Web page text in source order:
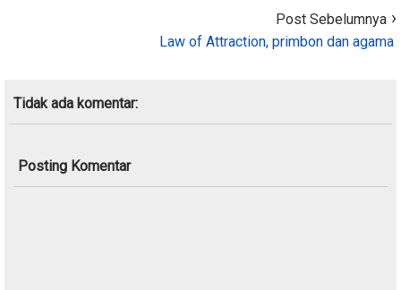
Post Sebelumnya
Law of Attraction, primbon dan agama
Tidak ada komentar:
Posting Komentar